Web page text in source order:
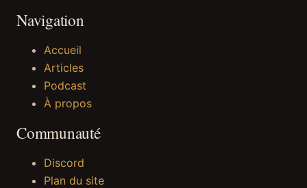
Navigation
Accueil
Articles
Podcast
À propos
Communauté
Discord
Plan du site